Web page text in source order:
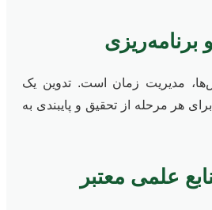
برنامه‌ریزی
مدیریت زمان است. تدوین یک
هر مرحله از تحقیق و پایبندی به
علمی معتبر